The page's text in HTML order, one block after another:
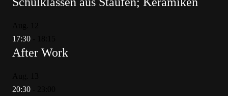
17:30
After Work
20:30